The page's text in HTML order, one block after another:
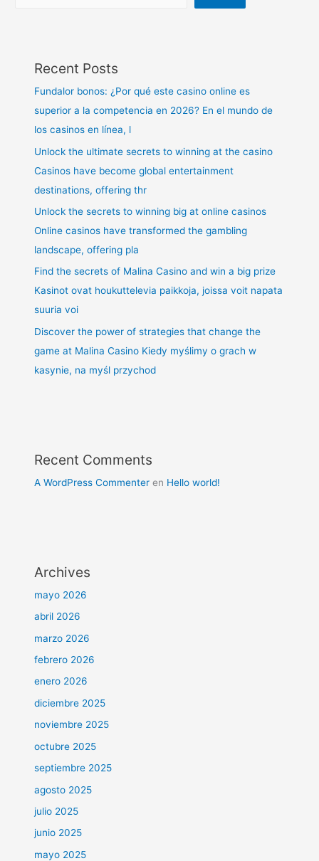
Recent Posts
Fundalor bonos: ¿Por qué este casino online es
superior a la competencia en 2026? En el mundo de
los casinos en línea, l
Unlock the ultimate secrets to winning at the casino
Casinos have become global entertainment
destinations, offering thr
Unlock the secrets to winning big at online casinos
Online casinos have transformed the gambling
landscape, offering pla
Find the secrets of Malina Casino and win a big prize
Kasinot ovat houkuttelevia paikkoja, joissa voit napata
suuria voi
Discover the power of strategies that change the
game at Malina Casino Kiedy myślimy o grach w
kasynie, na myśl przychod
Recent Comments
A WordPress Commenter en Hello world!
Archives
mayo 2026
abril 2026
marzo 2026
febrero 2026
enero 2026
diciembre 2025
noviembre 2025
octubre 2025
septiembre 2025
agosto 2025
julio 2025
junio 2025
mayo 2025